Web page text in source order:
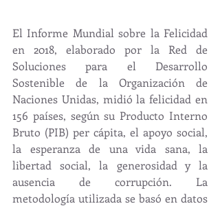
El Informe Mundial sobre la Felicidad
en 2018, elaborado por la Red de
Soluciones para el Desarrollo
Sostenible de la Organización de
Naciones Unidas, midió la felicidad en
156 países, según su Producto Interno
Bruto (PIB) per cápita, el apoyo social,
la esperanza de una vida sana, la
libertad social, la generosidad y la
ausencia de corrupción. La
metodología utilizada se basó en datos